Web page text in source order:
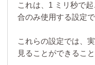
これは、1 ミリ秒で
合のみ使用する設定で
これらの設定では、
見ることができるこ